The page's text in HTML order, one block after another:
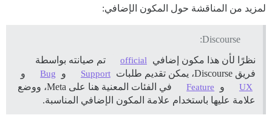
لمزيد من المناقشة حول المكون الإضافي:
Discourse:
نظرًا لأن هذا مكون إضافي
official
تم صيانته بواسطة
فريق Discourse، يمكن تقديم طلبات
Support و Bug و
UX و Feature
في الفئات المعنية هنا على Meta، ووضع
علامة عليها باستخدام علامة المكون الإضافي المناسبة.